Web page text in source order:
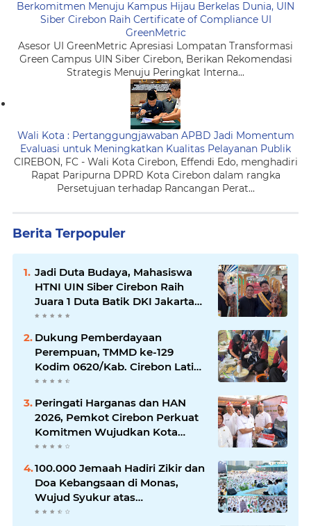
Berkomitmen Menuju Kampus Hijau Berkelas Dunia, UIN
Siber Cirebon Raih Certificate of Compliance UI
GreenMetric
Asesor UI GreenMetric Apresiasi Lompatan Transformasi
Green Campus UIN Siber Cirebon, Berikan Rekomendasi
Strategis Menuju Peringkat Interna...
Wali Kota : Pertanggungjawaban APBD Jadi Momentum
Evaluasi untuk Meningkatkan Kualitas Pelayanan Publik
CIREBON, FC - Wali Kota Cirebon, Effendi Edo, menghadiri
Rapat Paripurna DPRD Kota Cirebon dalam rangka
Persetujuan terhadap Rancangan Perat...
Berita Terpopuler
Jadi Duta Budaya, Mahasiswa
HTNI UIN Siber Cirebon Raih
Juara 1 Duta Batik DKI Jakarta
2026
Dukung Pemberdayaan
Perempuan, TMMD ke-129
Kodim 0620/Kab. Cirebon Latih
Ibu-Ibu Tata Boga
Peringati Harganas dan HAN
2026, Pemkot Cirebon Perkuat
Komitmen Wujudkan Kota
Layak Anak
100.000 Jemaah Hadiri Zikir dan
Doa Kebangsaan di Monas,
Wujud Syukur atas
Kemerdekaan